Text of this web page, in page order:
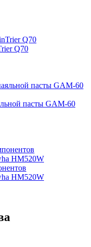
Q70
пасты GAM-60
HM520W